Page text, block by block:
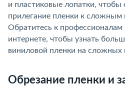
и пластиковые лопатки, чтобы
прилегание пленки к сложным
Обратитесь к профессионалам
интернете, чтобы узнать
виниловой пленки на сложных
Обрезание пленки и